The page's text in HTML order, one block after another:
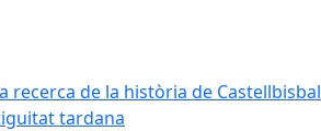
recerca de la història de Castellbisbal
tardana